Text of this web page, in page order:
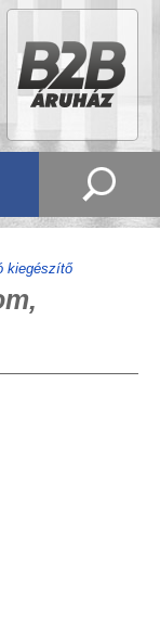
kiegészítő